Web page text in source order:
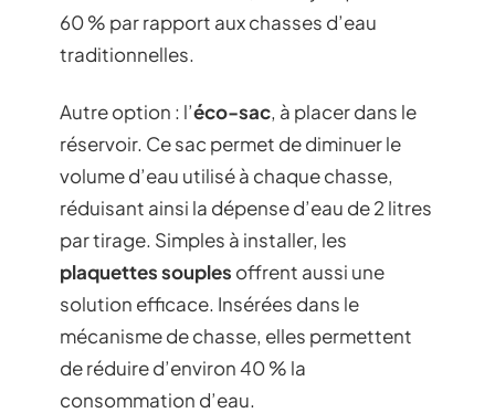
60 % par rapport aux chasses d’eau
traditionnelles.
Autre option : l’éco-sac, à placer dans le
réservoir. Ce sac permet de diminuer le
volume d’eau utilisé à chaque chasse,
réduisant ainsi la dépense d’eau de 2 litres
par tirage. Simples à installer, les
plaquettes souples offrent aussi une
solution efficace. Insérées dans le
mécanisme de chasse, elles permettent
de réduire d’environ 40 % la
consommation d’eau.